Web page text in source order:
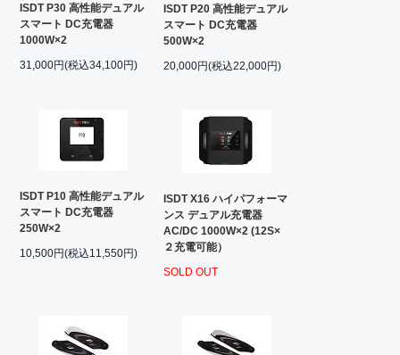
ISDT P30 高性能デュアル
スマート DC充電器
1000W×2
31,000円(税込34,100円)
ISDT P20 高性能デュアル
スマート DC充電器
500W×2
20,000円(税込22,000円)
ISDT P10 高性能デュアル
スマート DC充電器
250W×2
10,500円(税込11,550円)
ISDT X16 ハイパフォーマ
ンス デュアル充電器
AC/DC 1000W×2 (12S×
２充電可能）
SOLD OUT